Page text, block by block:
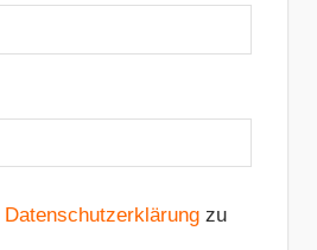
Datenschutzerklärungzu